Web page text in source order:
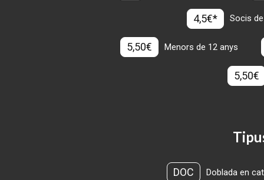
4,5€* Socis
5,50€ Menors de 12 anys
5,50€
DOC Doblada en